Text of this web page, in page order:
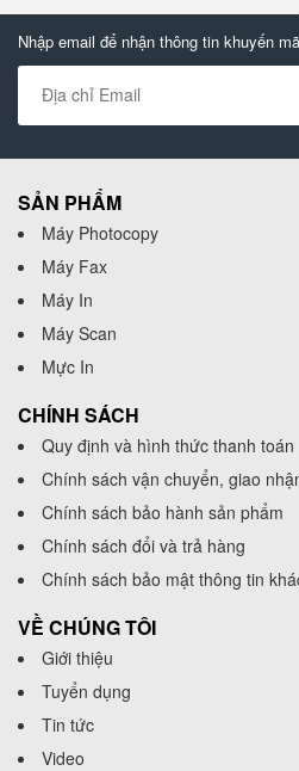
Nhập email để nhận thông tin khuyến
SẢN PHẨM
Máy Photocopy
Máy Fax
Máy In
Máy Scan
Mực In
CHÍNH SÁCH
Quy định và hình thức thanh toán
Chính sách vận chuyển, giao
Chính sách bảo hành sản phẩm
Chính sách đổi và trả hàng
Chính sách bảo mật thông tin
VỀ CHÚNG TÔI
Giới thiệu
Tuyển dụng
Tin tức
Video